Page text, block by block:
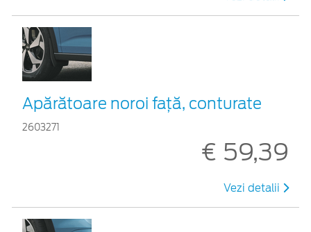
Apărătoare noroi față, conturate
2603271
€ 59,39
Vezi detalii